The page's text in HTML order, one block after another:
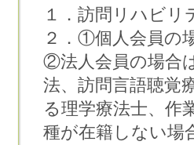
１．訪問リハビリ
２．①個人会員の
②法人会員の場合
法、訪問言語聴覚
る理学療法士、作
種が在籍しない場